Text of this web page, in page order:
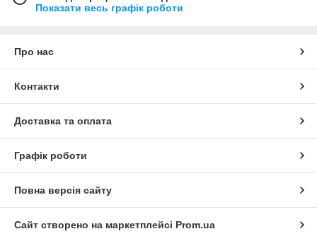
Показати весь графік роботи
Про нас
Контакти
Доставка та оплата
Графік роботи
Повна версія сайту
Сайт створено на маркетплейсі Prom.ua